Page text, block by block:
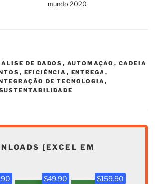
mundo 2020
DE DADOS , AUTOMAÇÃO , CADEIA
, EFICIÊNCIA , ENTREGA ,
DE TECNOLOGIA ,
SUSTENTABILIDADE
[EXCEL EM
$49.90 $159.90